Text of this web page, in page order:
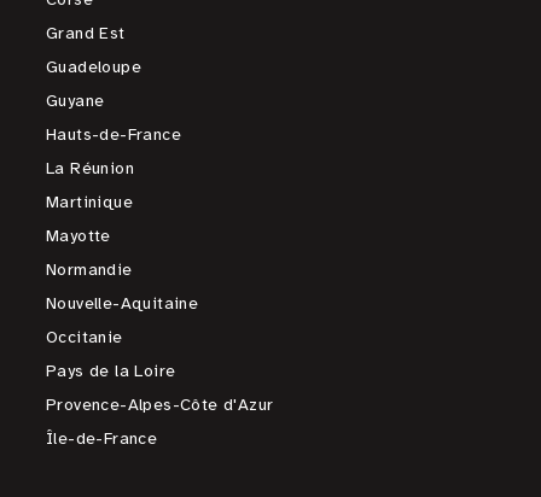
Grand Est
Guadeloupe
Guyane
Hauts-de-France
La Réunion
Martinique
Mayotte
Normandie
Nouvelle-Aquitaine
Occitanie
Pays de la Loire
Provence-Alpes-Côte d'Azur
Île-de-France